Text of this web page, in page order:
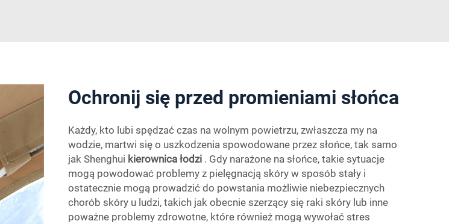
Ochronij się przed promieniami słońca
Każdy, kto lubi spędzać czas na wolnym powietrzu, zwłaszcza my na
wodzie, martwi się o uszkodzenia spowodowane przez słońce, tak samo
jak Shenghui kierownica łodzi . Gdy narażone na słońce, takie sytuacje
mogą powodować problemy z pielęgnacją skóry w sposób stały i
ostatecznie mogą prowadzić do powstania możliwie niebezpiecznych
chorób skóry u ludzi, takich jak obecnie szerzący się raki skóry lub inne
poważne problemy zdrowotne, które również mogą wywołać stres